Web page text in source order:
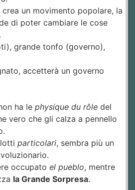
un movimento popolare, la
di poter cambiare le cose
grande tonfo (governo),
accetterà un governo
ha le physique du rôle del
vero che gli calza a pennello
particolari, sembra più un
occupato el pueblo, mentre
la Grande Sorpresa.